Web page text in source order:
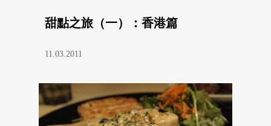
甜點之旅（一）：香港篇
11.03.2011